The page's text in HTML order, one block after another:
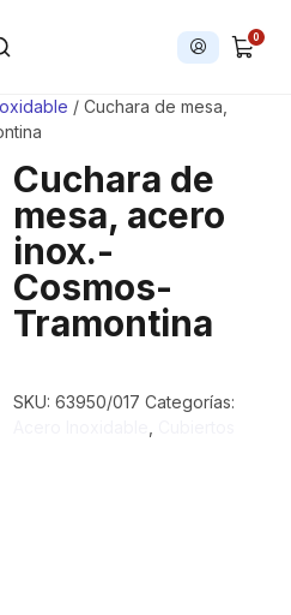
Iniciar
0
/ Cuchara de mesa,
Cuchara de
mesa, acero
inox.-
Cosmos-
Tramontina
SKU: 63950/017 Categorías: